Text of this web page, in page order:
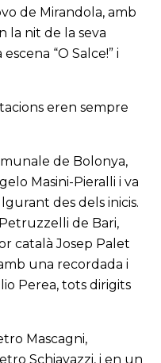
de Mirandola, amb
la nit de la seva
“O Salce!” i
eren sempre
de Bolonya,
Masini-Pieralli i va
des dels inicis.
de Bari,
català Josep Palet
una recordada i
Perea, tots dirigits
Mascagni,
Schiavazzi, i en un